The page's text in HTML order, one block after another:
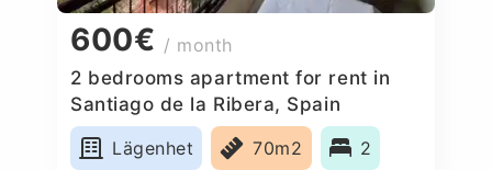
600€ / month
2 bedrooms apartment for rent in
Santiago de la Ribera, Spain
Lägenhet
70m2 2